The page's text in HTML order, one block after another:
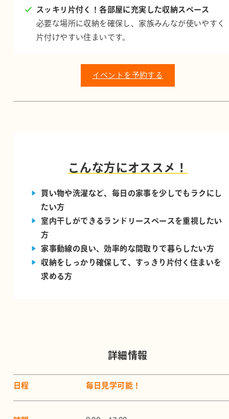
スッキリ片付く！各部屋に充実した収納スペース
必要な場所に収納を確保し、家族みんなが使いやすく
片付けやすい住まいです。
イベントを予約する
こんな方にオススメ！
買い物や洗濯など、毎日の家事を少しでもラクにし
たい方
室内干しができるランドリースペースを重視したい
方
家事動線の良い、効率的な間取りで暮らしたい方
収納をしっかり確保して、すっきり片付く住まいを
求める方
詳細情報
日程 毎日見学可能！